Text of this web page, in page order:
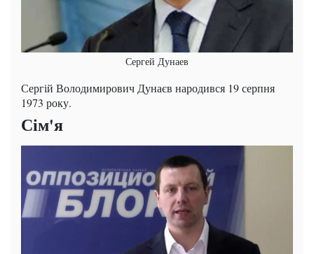
Сергей Дунаев
Сергій Володимирович Дунаєв народився 19 серпня
1973 року.
Сім'я